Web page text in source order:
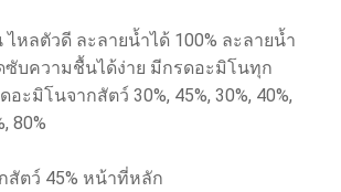
ไหลตัวดี ละลายน้ำได้ 100% ละลายน้ำ
บความชื้นได้ง่าย มีกรดอะมิโนทุก
ะมิโนจากสัตว์ 30%, 45%, 30%, 40%,
80%
สัตว์ 45% หน้าที่หลัก